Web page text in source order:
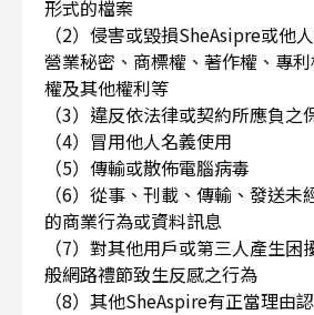
形式的檔案
（2）侵害或毀損SheAsipre或他
營業秘密、商標權、著作權、專
權及其他權利等
（3）違反依法律或契約所應負之
（4）冒用他人名義使用
（5）傳輸或散佈電腦病毒
（6）從事、刊載、傳輸、發送
的商業行為或資料訊息
（7）對其他用戶或第三人產生
般網路禮節致生反感之行為
（8）其他SheAspire有正當理由